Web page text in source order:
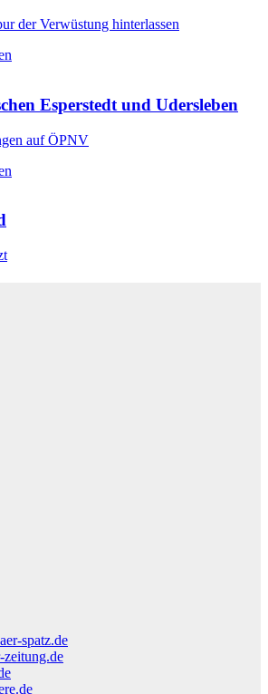
der Verwüstung hinterlassen
Esperstedt und Udersleben
auf ÖPNV
spatz.de